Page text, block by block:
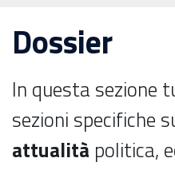
Per approfondire
Appuntamenti
Prenotazione spazi
Dossier
In questa sezione
sezioni specifiche
attualità politica,